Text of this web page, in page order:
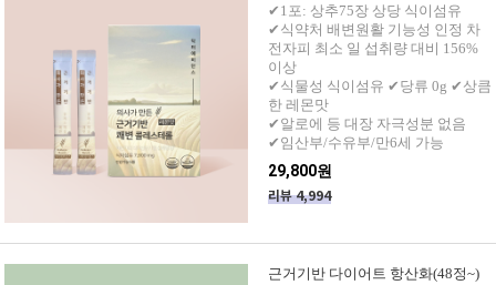
✔1포: 상추75장 상당 식이섬유
✔식약처 배변원활 기능성 인정 차
전자피 최소 일 섭취량 대비 156%
이상
✔식물성 식이섬유 ✔당류 0g ✔상큼
한 레몬맛
✔알로에 등 대장 자극성분 없음
✔임산부/수유부/만6세 가능
29,800원
리뷰 4,994
근거기반 다이어트 항산화(48정~)